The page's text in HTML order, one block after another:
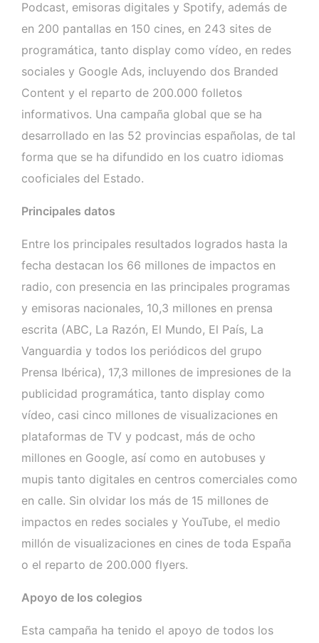
Podcast, emisoras digitales y Spotify, además de
en 200 pantallas en 150 cines, en 243 sites de
programática, tanto display como vídeo, en redes
sociales y Google Ads, incluyendo dos Branded
Content y el reparto de 200.000 folletos
informativos. Una campaña global que se ha
desarrollado en las 52 provincias españolas, de tal
forma que se ha difundido en los cuatro idiomas
cooficiales del Estado.
Principales datos
Entre los principales resultados logrados hasta la
fecha destacan los 66 millones de impactos en
radio, con presencia en las principales programas
y emisoras nacionales, 10,3 millones en prensa
escrita (ABC, La Razón, El Mundo, El País, La
Vanguardia y todos los periódicos del grupo
Prensa Ibérica), 17,3 millones de impresiones de la
publicidad programática, tanto display como
vídeo, casi cinco millones de visualizaciones en
plataformas de TV y podcast, más de ocho
millones en Google, así como en autobuses y
mupis tanto digitales en centros comerciales como
en calle. Sin olvidar los más de 15 millones de
impactos en redes sociales y YouTube, el medio
millón de visualizaciones en cines de toda España
o el reparto de 200.000 flyers.
Apoyo de los colegios
Esta campaña ha tenido el apoyo de todos los